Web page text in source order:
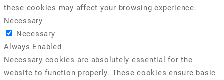
these cookies may affect your browsing experience.
Necessary
Necessary
Always Enabled
Necessary cookies are absolutely essential for the
website to function properly. These cookies ensure basic